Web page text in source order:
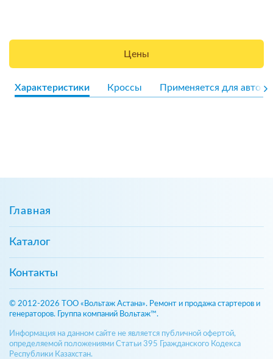
Цены
Характеристики Кроссы Применяется для авто
Главная
Каталог
Контакты
© 2012-2026 ТОО «Вольтаж Астана». Ремонт и продажа стартеров и
генераторов. Группа компаний Вольтаж™.
Информация на данном сайте не является публичной офертой,
определяемой положениями Статьи 395 Гражданского Кодекса
Республики Казахстан.